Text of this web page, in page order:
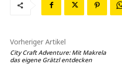
Vorheriger Artikel
City Craft Adventure: Mit Makrela
das eigene Grätzl entdecken